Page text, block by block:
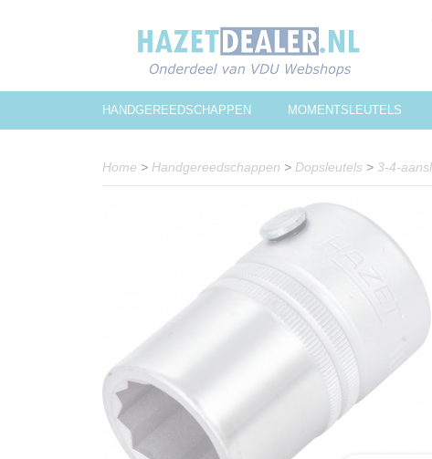
HANDGEREEDSCHAPPEN MOMENTSLEUTELS
Home > Handgereedschappen > Dopsleutels > 3-4-